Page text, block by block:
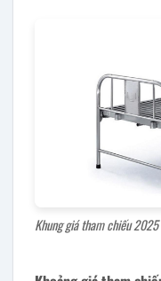
Khung giá tham chiếu